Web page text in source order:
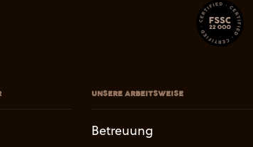
UNSERE ARBEITSWEISE
Betreuung